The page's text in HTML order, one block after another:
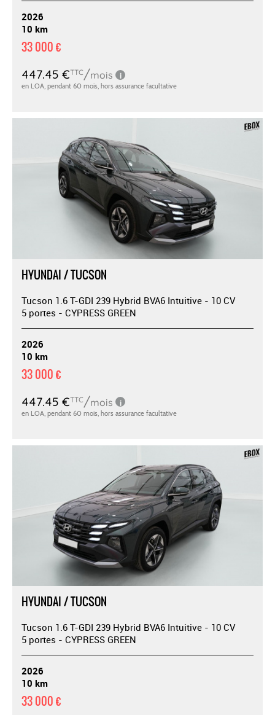
2026
10 km
33 000 €
HYUNDAI / TUCSON
Tucson 1.6 T-GDI 239 Hybrid BVA6 Intuitive - 10 CV
5 portes - CYPRESS GREEN
2026
10 km
33 000 €
HYUNDAI / TUCSON
Tucson 1.6 T-GDI 239 Hybrid BVA6 Intuitive - 10 CV
5 portes - CYPRESS GREEN
2026
10 km
33 000 €